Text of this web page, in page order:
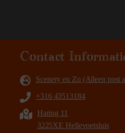
Contact
Scenery en Zo (Alleen post
+316 43513184
Haring 11
3225XE Hellevoetsluis